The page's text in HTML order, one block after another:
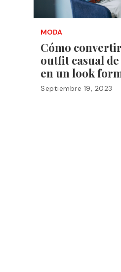
MODA
Cómo
outfit casual
en un look
Septiembre 19, 2023